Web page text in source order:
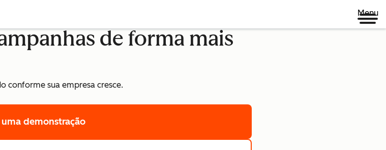
Menu
de forma mais
conforme sua empresa cresce.
uma demonstração